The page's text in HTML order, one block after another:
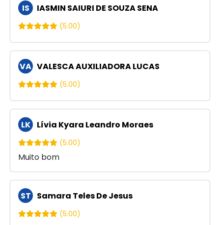
IS IASMIN SAIURI DE SOUZA SENA
(5.00)
VA VALESCA AUXILIADORA LUCAS
(5.00)
LK Lívia Kyara Leandro Moraes
(5.00)
Muito bom
ST Samara Teles De Jesus
(5.00)